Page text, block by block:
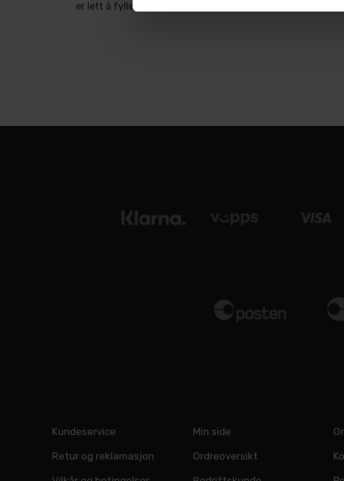
er lett å fylle, uten unødvendig søl!
Kundeservice
Retur og reklamasjon
Min side
Ordreoversikt